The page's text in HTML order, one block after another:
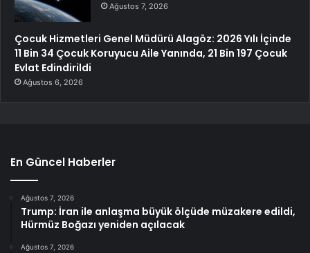
Ağustos 7, 2026
Çocuk Hizmetleri Genel Müdürü Alagöz: 2026 Yılı İçinde
11 Bin 34 Çocuk Koruyucu Aile Yanında, 21 Bin 197 Çocuk
Evlat Edindirildi
Ağustos 6, 2026
En Güncel Haberler
Ağustos 7, 2026
Trump: İran ile anlaşma büyük ölçüde müzakere edildi,
Hürmüz Boğazı yeniden açılacak
Ağustos 7, 2026